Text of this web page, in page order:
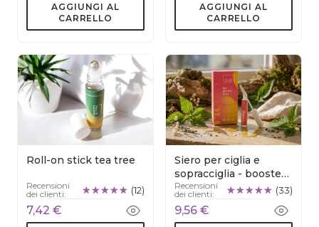
AGGIUNGI AL
CARRELLO
AGGIUNGI AL
CARRELLO
Roll-on stick tea tree
Recensioni
dei clienti:
(12)
7,42 €
Siero per ciglia e
sopracciglia - booster
naturale
Recensioni
dei clienti:
(33)
9,56 €